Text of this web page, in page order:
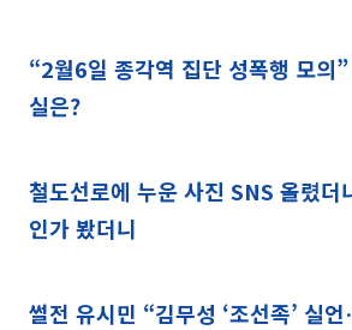
“2월6일 종각역 집단 성폭행 모의
실은?
철도선로에 누운 사진 SNS 올렸
인가 봤더니
썰전 유시민 “김무성 ‘조선족’ 실